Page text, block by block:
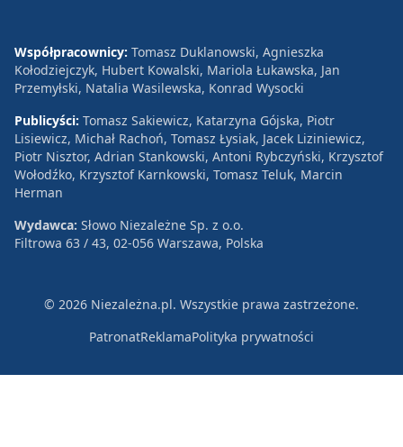
Współpracownicy: Tomasz Duklanowski, Agnieszka
Kołodziejczyk, Hubert Kowalski, Mariola Łukawska, Jan
Przemyłski, Natalia Wasilewska, Konrad Wysocki
Publicyści: Tomasz Sakiewicz, Katarzyna Gójska, Piotr
Lisiewicz, Michał Rachoń, Tomasz Łysiak, Jacek Liziniewicz,
Piotr Nisztor, Adrian Stankowski, Antoni Rybczyński, Krzysztof
Wołodźko, Krzysztof Karnkowski, Tomasz Teluk, Marcin
Herman
Wydawca: Słowo Niezależne Sp. z o.o.
Filtrowa 63 / 43, 02-056 Warszawa, Polska
© 2026 Niezależna.pl. Wszystkie prawa zastrzeżone.
PatronatReklamaPolityka prywatności